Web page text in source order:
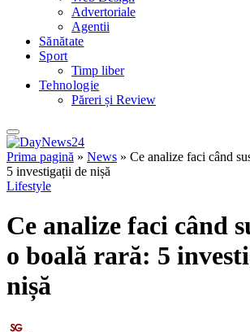
Advertoriale
Agentii
Sănătate
Sport
Timp liber
Tehnologie
Păreri și Review
Prima pagină » News » Ce analize faci când
5 investigații de nișă
Lifestyle
Ce analize faci când
o boală rară: 5
nișă